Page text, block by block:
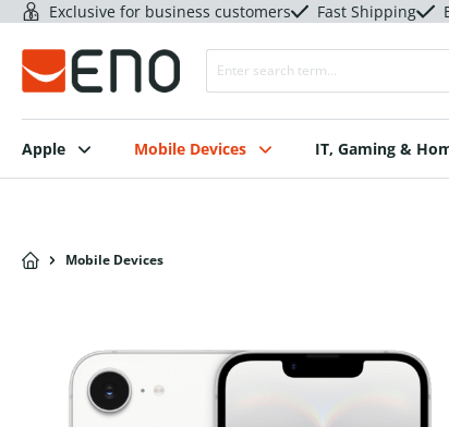
Exclusive for business customers Fast Shipping
Apple Mobile Devices IT, Gaming &
Mobile Devices